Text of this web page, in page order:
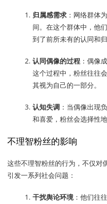
归属感需求 ：网络群体
间。在这个群体中，他
到了前所未有的认同和归
认同偶像的过程 ：偶像
这个过程中，粉丝往往
其视为自己的一部分。
认知失调 ：当偶像出现
和喜爱，粉丝会选择性
不理智粉丝的影响
这些不理智粉丝的行为，不仅对
引发一系列社会问题：
干扰舆论环境 ：他们往